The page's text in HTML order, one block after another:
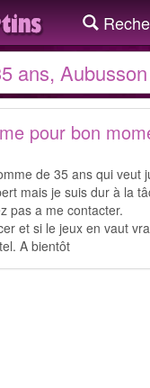
ans,
pour bon
de 35 ans qui veut
mais je suis dur à la
pas a me contacter.
et si le jeux en vaut
A bientôt